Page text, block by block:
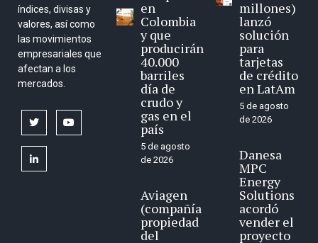
índices, divisas y
valores, así como
las movimientos
empresariales que
afectan a los
mercados.
twitter
linkedin
en
Colombia
y que
producirán
40.000
barriles
día de
crudo y
gas en el
país
5 de agosto
de 2026
Aviagen
(compañía
propiedad
del
millones)
lanzó
solución
para
tarjetas
de crédito
en LatAm
5 de agosto
de 2026
Danesa
MPC
Energy
Solutions
acordó
vender el
proyecto